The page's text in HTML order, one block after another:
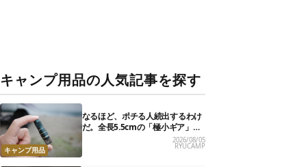
キャンプ用品の人気記事を探す
キャンプ用品
なるほど、ポチる人続出するわけ
だ。全長5.5cmの「極小ギア」を
使って分かったほんとの魅力2026/08/05
RYUCAMP